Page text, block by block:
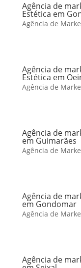
Agência de
Estética em
Agência de
Agência de
Estética em
Agência de
Agência de
em Guimarães
Agência de
Agência de
em Gondomar
Agência de
Agência de